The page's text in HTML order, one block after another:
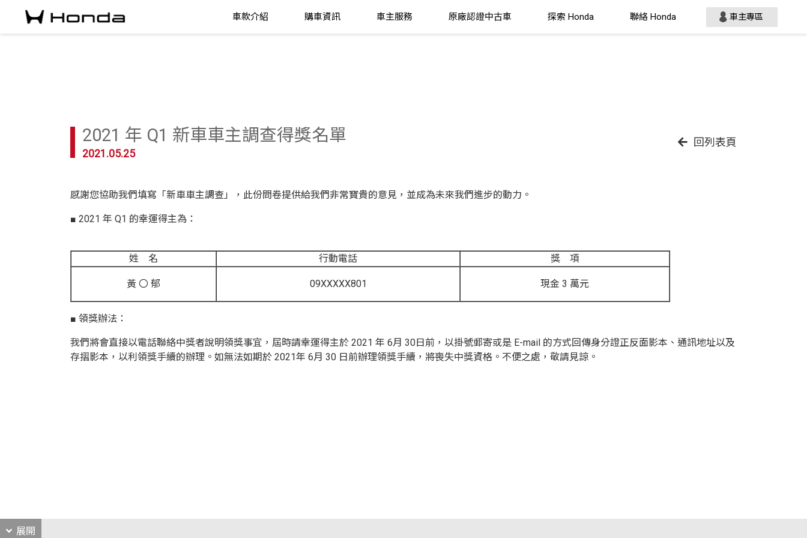
車款介紹 購車資訊 車主服務 原廠認證中古車 探索 Honda 聯絡 Honda 車主專區
2021 年 Q1 新車車主調查得獎名單
2021.05.25
回列表頁
感謝您協助我們填寫「新車車主調查」，此份問卷提供給我們非常寶貴的意見，並成為未來我們進步的動力。
■ 2021 年 Q1 的幸運得主為：
姓 名 行動電話 獎 項
黃 〇 郁 09XXXXX801 現金 3 萬元
■ 領獎辦法：
我們將會直接以電話聯絡中獎者說明領獎事宜，屆時請幸運得主於 2021 年 6月 30日前，以掛號郵寄或是 E-mail 的方式回傳身分證正反面影本、通訊地址以及
存摺影本，以利領獎手續的辦理。如無法如期於 2021年 6月 30 日前辦理領獎手續，將喪失中獎資格。不便之處，敬請見諒。
展開